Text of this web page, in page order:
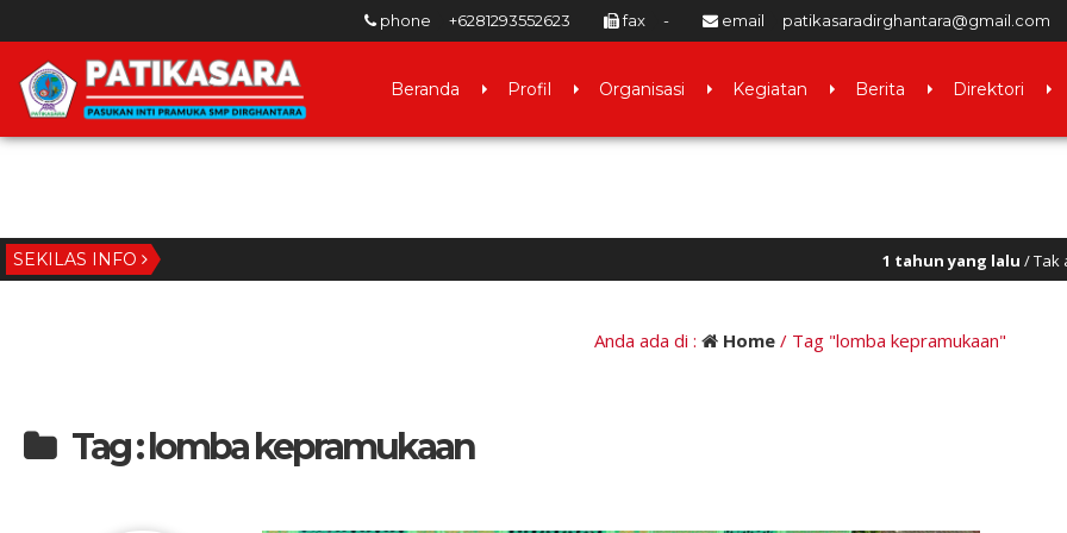
phone +6281293552623 fax - email patikasaradirghantara@gmail.com
Beranda Profil Organisasi Kegiatan Berita Direktori
SEKILAS INFO 1 tahun yang lalu/ Tak ada pelaut
Anda ada di : Home / Tag "lomba kepramukaan"
Tag : lomba kepramukaan